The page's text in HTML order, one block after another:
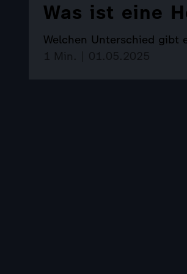
Was ist eine
Welchen Unterschied gibt
1 Min. | 01.05.2025